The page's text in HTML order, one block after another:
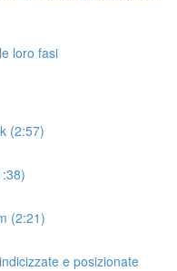
loro fasi
(2:57)
(2:21)
e posizionate